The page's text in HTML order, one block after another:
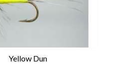
Yellow Dun